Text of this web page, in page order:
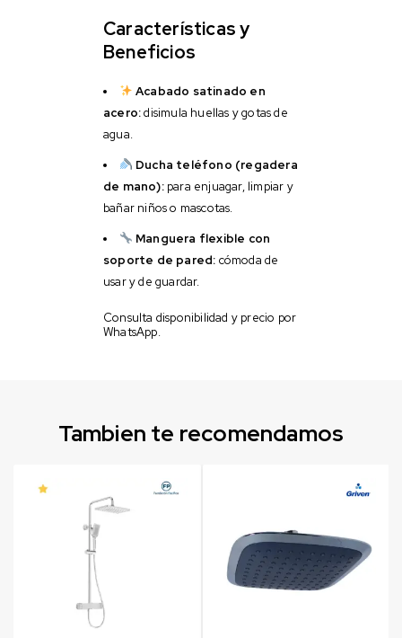
Características y
Beneficios
Acabado satinado en
acero:disimula huellas y gotas de
agua.
Ducha teléfono (regadera
de mano):para enjuagar, limpiar y
bañar niños o mascotas.
Manguera flexible con
soporte de pared: cómoda de
usar y de guardar.
Consulta disponibilidad y precio por
WhatsApp.
Tambien te recomendamos